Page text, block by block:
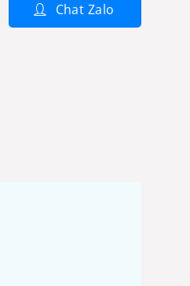
Chat Zalo